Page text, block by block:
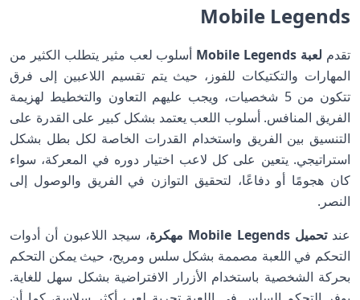
Mobile Legends
تقدم لعبة Mobile Legends
أسلوب لعب مثير يتطلب الكثير من
المهارات والتكتيكات للفوز، حيث يتم تقسيم اللاعبين إلى فرق
تتكون من 5 شخصيات، ويجب عليهم التعاون والتخطيط لهزيمة
الفريق المنافس. أسلوب اللعب يعتمد بشكل كبير على القدرة على
التنسيق بين الفريق واستخدام القدرات الخاصة لكل بطل بشكل
استراتيجي. يتعين على كل لاعب اختيار دوره في المعركة، سواء
كان هجومًا أو دفاعًا، لتحقيق التوازن في الفريق والوصول إلى
النصر.
عندتحميل Mobile Legends مهكرة
، سيجد اللاعبون أن أدوات
التحكم في اللعبة مصممة بشكل سلس ومريح، حيث يمكن التحكم
بحركة الشخصية باستخدام الأزرار الافتراضية بشكل سهل للغاية.